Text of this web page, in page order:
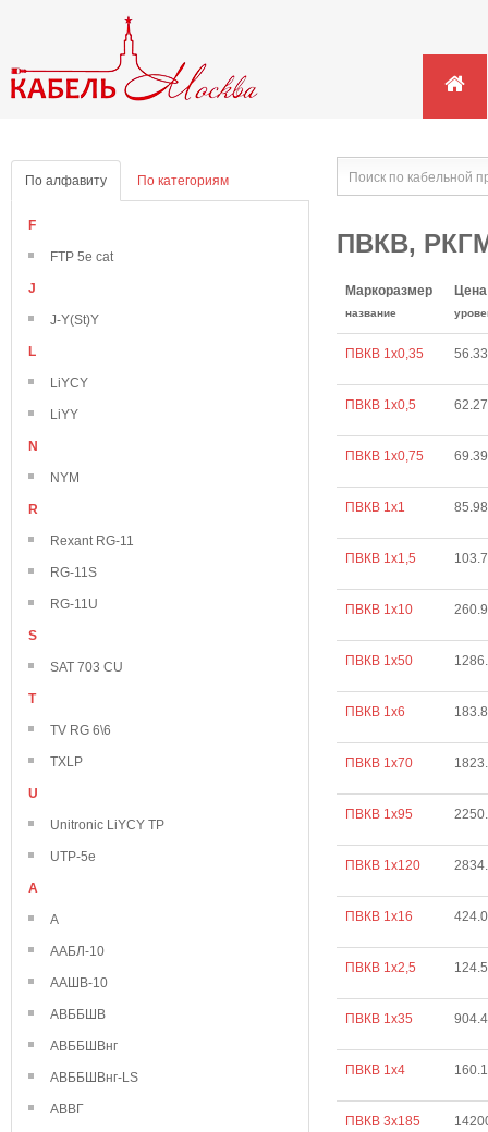
По алфавиту По категориям
F
FTP 5e cat
J
J-Y(St)Y
L
LiYCY
LiYY
N
NYM
R
Rexant RG-11
RG-11S
RG-11U
S
SAT 703 CU
T
TV RG 6\6
TXLP
U
Unitronic LiYCY TP
UTP-5e
А
А
ААБЛ-10
ААШВ-10
АВББШВ
АВББШВнг
АВББШВнг-LS
АВВГ
ПВКВ,
Маркоразмер
название
Цена
ПВКВ 1х0,35 56.33
ПВКВ 1х0,5 62.27
ПВКВ 1х0,75 69.39
ПВКВ 1х1 85.98
ПВКВ 1х1,5
ПВКВ 1х10
ПВКВ 1х50
ПВКВ 1х6
ПВКВ 1х70
ПВКВ 1х95
ПВКВ 1х120
ПВКВ 1х16
ПВКВ 1х2,5
ПВКВ 1х35 904.4
ПВКВ 1х4
ПВКВ 3х185